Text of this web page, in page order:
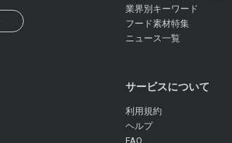
業界別キーワード
フード素材特集
ニュース一覧
サービスについて
利用規約
ヘルプ
FAQ